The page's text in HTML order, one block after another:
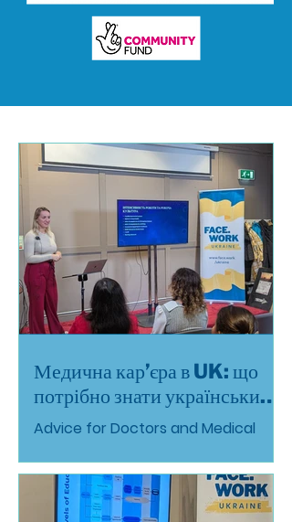
Медична кар’єра в UK: що
потрібно знати українським
лікарям
Advice for Doctors and Medical
the “Homes for Ukraine” scheme —
це практичний гайд для
українських лікарів та студентів-